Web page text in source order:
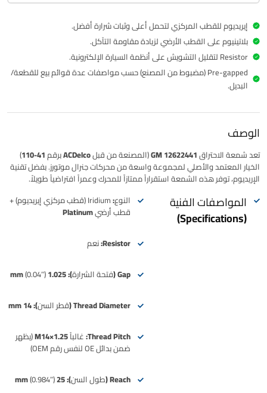
إيريديوم للقطب المركزي لتحمل أعلى وثبات شرارة أفضل.
بلاتينيوم على القطب الأرضي لزيادة مقاومة التآكل.
Resistor لتقليل التشويش على أنظمة السيارة الإلكترونية.
Pre-gapped (مضبوط من المصنع) حسب مواصفات عدة قوائم بيع للقطعة/
البديل.
الوصف
تعد شمعة الاحتراقGM 12622441(المصنعة من قبلACDelcoبرقم41-110
)
الخيار المعتمد والأصلي لمجموعة واسعة من محركات جنرال موتورز. بفضل تقنية
الإريديوم، توفر هذه الشمعة استقراراً ممتازاً للمحرك وعمراً افتراضياً طويلاً.
المواصفات الفنية
(Specifications)
النوع:Iridium (قطب مركزي إيريديوم) +
قطب أرضي Platinum
Resistor:نعم
Gap (فتحة الشرارة): 1.025 mm
(0.04″)
Thread Diameter (قطر السن): 14 mm
Thread Pitch:غالباًM14×1.25(يظهر
ضمن بدائل OE لنفس رقم OEM)
Reach (طول السن): 25 mm
(0.984″)